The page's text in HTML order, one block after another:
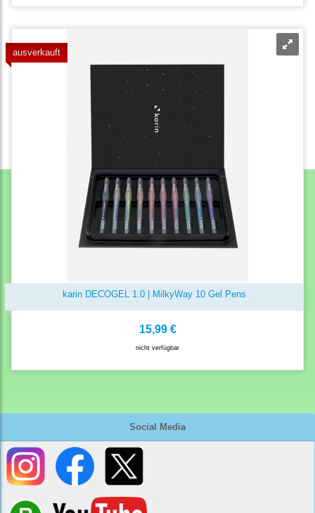
Social Media
ausverkauft
karin DECOGEL 1.0 | MilkyWay 10 Gel Pens
15,99 €
nicht verfügbar